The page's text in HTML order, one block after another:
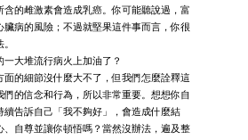
含的雌激素會造成乳癌。你可能聽說過，富
臟病的風險；不過就堅果這件事而言，你很
大堆流行病火上加油了？
面的細節沒什麼大不了，但我們怎麼詮釋這
們的信念和行為，所以非常重要。想想你自
續告訴自己「我不夠好」，會造成什麼結
、自尊並讓你頓悟嗎？當然沒辦法，遍及整